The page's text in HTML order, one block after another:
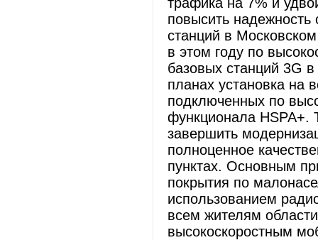
повысить надежность
станций в
в этом году по
базовых станций 3G
планах установка на
подключенных по
функционала HSPA+.
завершить
полноценное
пунктах. Основным
покрытия по
использованием
всем жителям
высокоскоростным